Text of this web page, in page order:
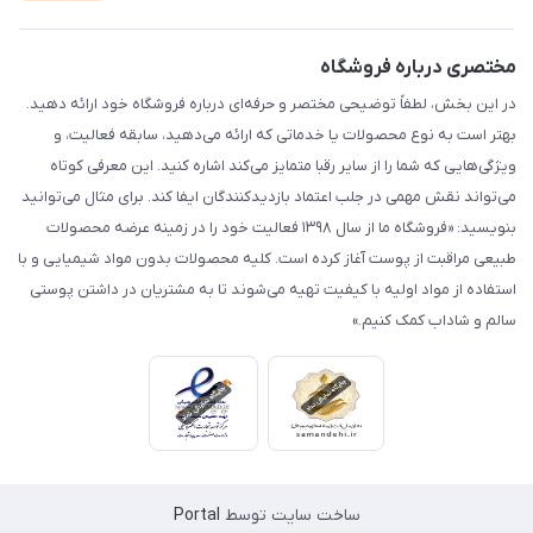
مختصری درباره فروشگاه
در این بخش، لطفاً توضیحی مختصر و حرفه‌ای درباره فروشگاه خود ارائه دهید.
بهتر است به نوع محصولات یا خدماتی که ارائه می‌دهید، سابقه فعالیت، و
ویژگی‌هایی که شما را از سایر رقبا متمایز می‌کند اشاره کنید. این معرفی کوتاه
می‌تواند نقش مهمی در جلب اعتماد بازدیدکنندگان ایفا کند. برای مثال می‌توانید
بنویسید: «فروشگاه ما از سال ۱۳۹۸ فعالیت خود را در زمینه عرضه محصولات
طبیعی مراقبت از پوست آغاز کرده است. کلیه محصولات بدون مواد شیمیایی و با
استفاده از مواد اولیه با کیفیت تهیه می‌شوند تا به مشتریان در داشتن پوستی
سالم و شاداب کمک کنیم.»
ساخت سایت توسط Portal